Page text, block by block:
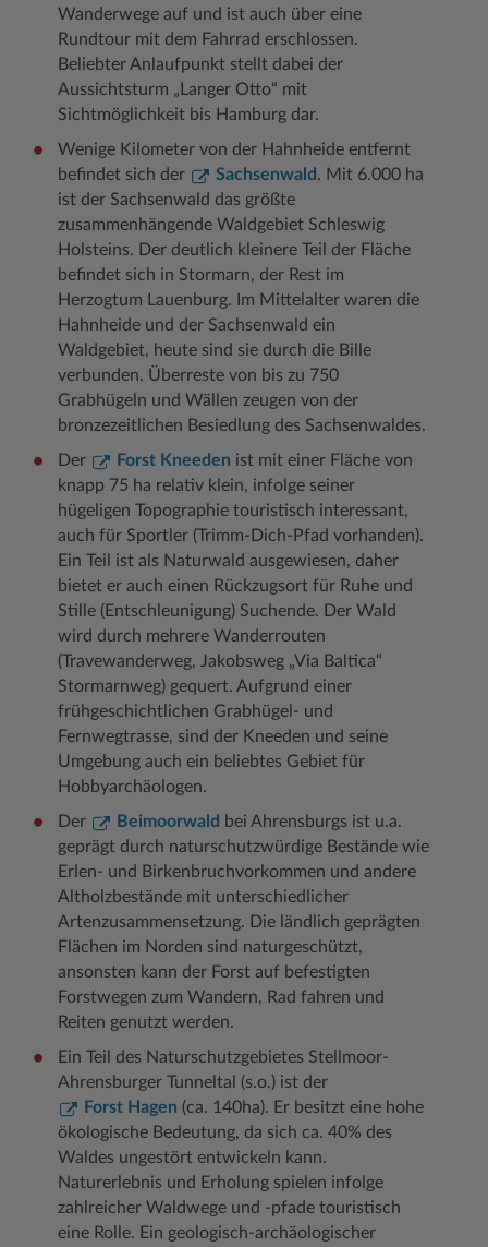
Wanderwege auf und ist auch über eine
Rundtour mit dem Fahrrad erschlossen.
Beliebter Anlaufpunkt stellt dabei der
Aussichtsturm „Langer Otto“ mit
Sichtmöglichkeit bis Hamburg dar.
Wenige Kilometer von der Hahnheide entfernt
befindet sich der
Sachsenwald . Mit 6.000 ha
ist der Sachsenwald das größte
zusammenhängende Waldgebiet Schleswig
Holsteins. Der deutlich kleinere Teil der Fläche
befindet sich in Stormarn, der Rest im
Herzogtum Lauenburg. Im Mittelalter waren die
Hahnheide und der Sachsenwald ein
Waldgebiet, heute sind sie durch die Bille
verbunden. Überreste von bis zu 750
Grabhügeln und Wällen zeugen von der
bronzezeitlichen Besiedlung des Sachsenwaldes.
Der
Forst Kneeden ist mit einer Fläche von
knapp 75 ha relativ klein, infolge seiner
hügeligen Topographie touristisch interessant,
auch für Sportler (Trimm-Dich-Pfad vorhanden).
Ein Teil ist als Naturwald ausgewiesen, daher
bietet er auch einen Rückzugsort für Ruhe und
Stille (Entschleunigung) Suchende. Der Wald
wird durch mehrere Wanderrouten
(Travewanderweg, Jakobsweg „Via Baltica“
Stormarnweg) gequert. Aufgrund einer
frühgeschichtlichen Grabhügel- und
Fernwegtrasse, sind der Kneeden und seine
Umgebung auch ein beliebtes Gebiet für
Hobbyarchäologen.
Der
Beimoorwald bei Ahrensburgs ist u.a.
geprägt durch naturschutzwürdige Bestände wie
Erlen- und Birkenbruchvorkommen und andere
Altholzbestände mit unterschiedlicher
Artenzusammensetzung. Die ländlich geprägten
Flächen im Norden sind naturgeschützt,
ansonsten kann der Forst auf befestigten
Forstwegen zum Wandern, Rad fahren und
Reiten genutzt werden.
Ein Teil des Naturschutzgebietes Stellmoor-
Ahrensburger Tunneltal (s.o.) ist der
Forst Hagen (ca. 140ha). Er besitzt eine hohe
ökologische Bedeutung, da sich ca. 40% des
Waldes ungestört entwickeln kann.
Naturerlebnis und Erholung spielen infolge
zahlreicher Waldwege und -pfade touristisch
eine Rolle. Ein geologisch-archäologischer